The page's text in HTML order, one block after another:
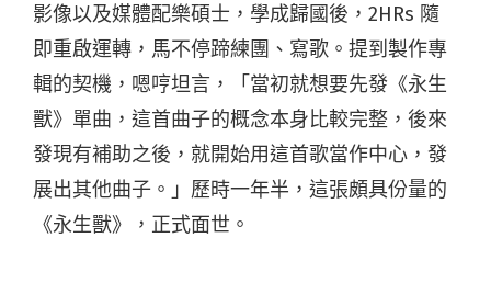
影像以及媒體配樂碩士，學成歸國後，2HRs 隨
即重啟運轉，馬不停蹄練團、寫歌。提到製作專
輯的契機，嗯哼坦言，「當初就想要先發《永生
獸》單曲，這首曲子的概念本身比較完整，後來
發現有補助之後，就開始用這首歌當作中心，發
展出其他曲子。」歷時一年半，這張頗具份量的
《永生獸》，正式面世。